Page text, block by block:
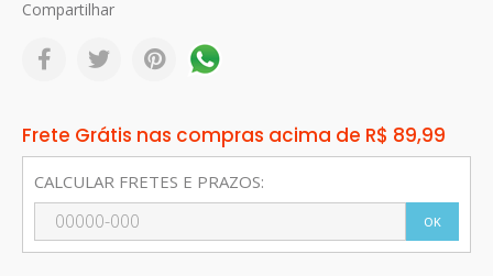
Compartilhar
Frete Grátis nas compras acima de R$ 89,99
CALCULAR FRETES E PRAZOS:
OK